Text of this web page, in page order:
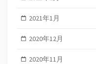
2021年1月
2020年12月
2020年11月